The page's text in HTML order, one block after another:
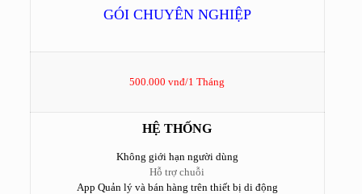
GÓI CHUYÊN NGHIỆP
500.000 vnđ/1 Tháng
HỆ THỐNG
Không giới hạn người dùng
Hỗ trợ chuỗi
App Quản lý và bán hàng trên thiết bị di động